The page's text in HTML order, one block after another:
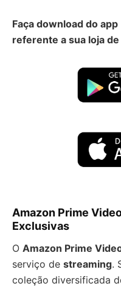
Faça download do app
referente a sua loja
Amazon Prime
Exclusivas
O Amazon Prime
serviço de streaming.
coleção diversificada